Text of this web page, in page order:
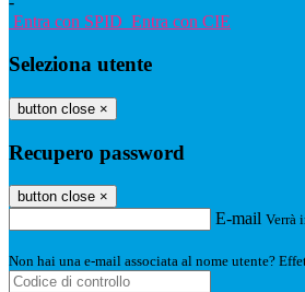
Entra con SPID Entra con CIE
Seleziona utente
button close ×
Recupero password
button close ×
E-mail Verrà
Non hai una e-mail associata al nome utente?